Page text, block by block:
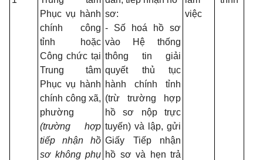
Phục vụ hành
chính công
tỉnh hoặc
Công chức tại
Trung tâm
Phục vụ hành
chính công xã,
phường
(trường hợp
tiếp nhận hồ
sơ không phụ
sơ:
- Số hoá hồ sơ
vào Hệ thống
thông tin giải
quyết thủ tục
hành chính tỉnh
(trừ trường hợp
hồ sơ nộp trực
tuyến) và lập, gửi
Giấy Tiếp nhận
hồ sơ và hẹn trả
việc